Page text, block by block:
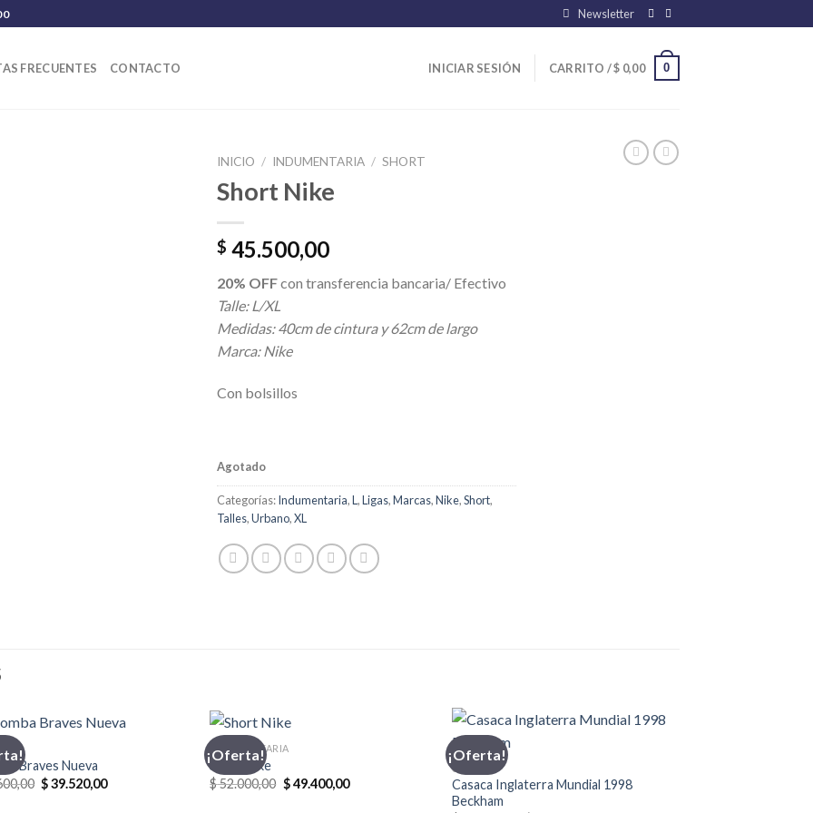
Newsletter
FRECUENTES CONTACTO INICIAR SESIÓN CARRITO /$ 0,00 0
INICIO / INDUMENTARIA / SHORT
Short Nike
$ 45.500,00
20% OFFcon transferencia bancaria/ Efectivo
Talle: L/XL
Medidas: 40cm de cintura y 62cm de largo
Marca: Nike
Con bolsillos
Agotado
Categorías:Indumentaria,L ,Ligas,Marcas,Nike,Short,
Talles,Urbano,XL
Braves Nueva
El
precio
$39.520,00El
¡Oferta!
INDUMENTARIA
Short Nike
$52.000,00 El
precio
$49.400,00El
¡Oferta!
CASACA
Casaca Inglaterra Mundial 1998
Beckham